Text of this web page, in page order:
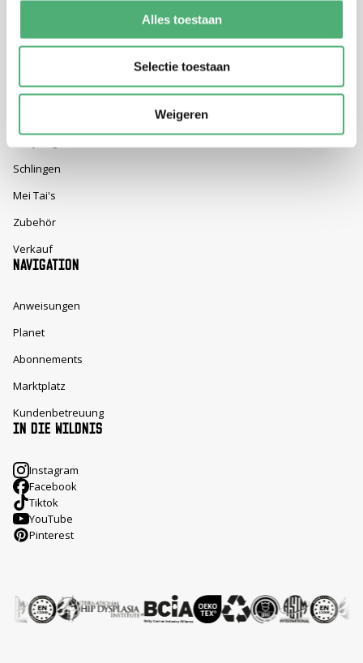
Alles toestaan
Selectie toestaan
Weigeren
REGISTRIEREN SIE SICH
Mit Ihrer Anmeldung erklären Sie sich mit unseren
Datenschutzbestimmungen einverstanden und stimmen zu, dass Sie
Updates von unserem Unternehmen erhalten.
KATEGORIEN
Schlingen
Mei Tai's
Zubehör
Verkauf
NAVIGATION
Anweisungen
Planet
Abonnements
Marktplatz
Kundenbetreuung
IN DIE WILDNIS
Instagram
Facebook
Tiktok
YouTube
Pinterest